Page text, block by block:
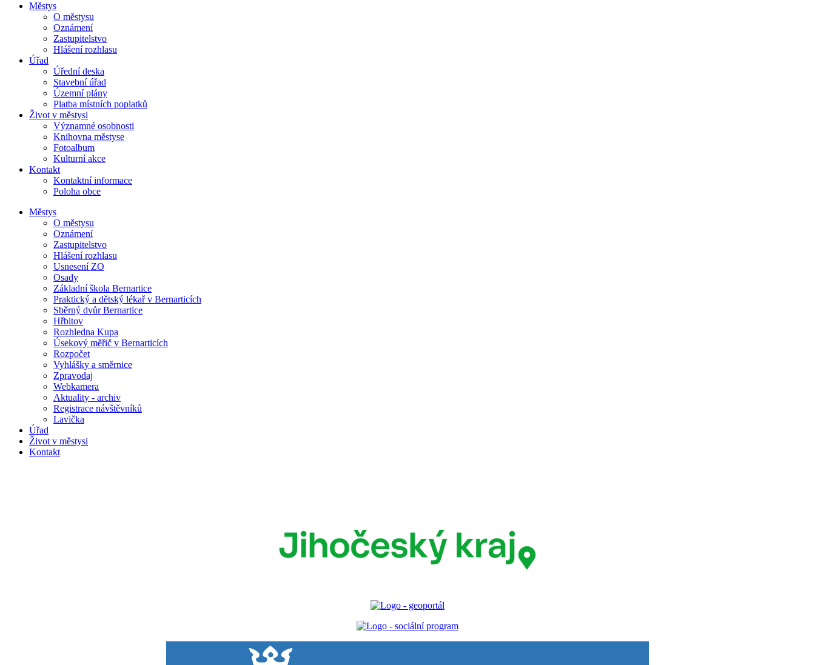
Městys
O městysu
Oznámení
Zastupitelstvo
Hlášení rozhlasu
Úřad
Úřední deska
Stavební úřad
Územní plány
Platba místních poplatků
Život v městysi
Významné osobnosti
Knihovna městyse
Fotoalbum
Kulturní akce
Kontakt
Kontaktní informace
Poloha obce
Městys
O městysu
Oznámení
Zastupitelstvo
Hlášení rozhlasu
Usnesení ZO
Osady
Základní škola Bernartice
Praktický a dětský lékař v Bernarticích
Sběrný dvůr Bernartice
Hřbitov
Rozhledna Kupa
Úsekový měřič v Bernarticích
Rozpočet
Vyhlášky a směrnice
Zpravodaj
Webkamera
Aktuality - archiv
Registrace návštěvníků
Lavička
Úřad
Život v městysi
Kontakt